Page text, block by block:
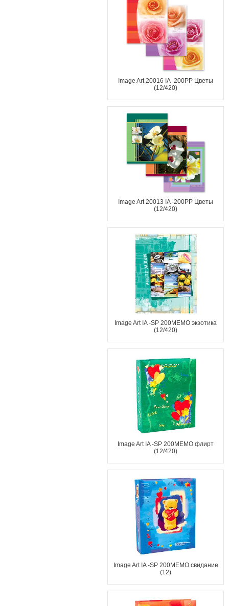
Image Art 20016 IA -200PP Цветы
(12/420)
Image Art 20013 IA -200PP Цветы
(12/420)
Image Art IA -SP 200MEMO экзотика
(12/420)
Image Art IA -SP 200MEMO флирт
(12/420)
Image Art IA -SP 200MEMO свидание
(12)